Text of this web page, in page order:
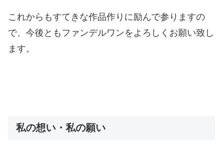
これからもすてきな作品作りに励んで参りますの
で、今後ともファンデルワンをよろしくお願い致し
ます。
私の想い・私の願い